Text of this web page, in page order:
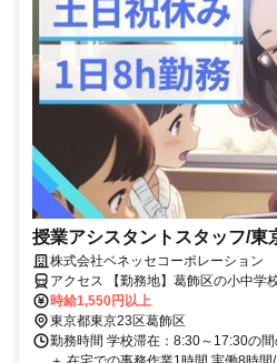
授業アシスタントスタッフ/東
株式会社ベネッセコーポレーション
ョン(東京都葛飾区堀切1丁目)
アクセス 【勤務地】葛飾区の小中学
の上、決定 ＜採用となった場合は、
に配置校を検討いたします。担当い
ございますが、通勤エリアや居住地
時給1,550円以上
東京都東京23区葛飾区
勤務時間 学校滞在：8:30～17:30の